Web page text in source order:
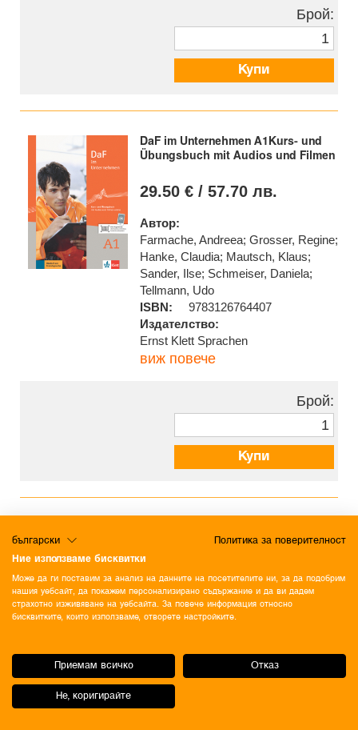
Брой:
Купи
DaF im Unternehmen A1Kurs- und
Übungsbuch mit Audios und Filmen
29.50 € / 57.70 лв.
Автор:
Farmache, Andreea; Grosser, Regine;
Hanke, Claudia; Mautsch, Klaus;
Sander, Ilse; Schmeiser, Daniela;
Tellmann, Udo
ISBN:
9783126764407
Издателство:
Ernst Klett Sprachen
виж повече
Брой:
Купи
ОБЩИ УСЛОВИЯ
български Политика за поверителност
Ние използваме бисквитки
Може да ги поставим за анализ на данните на посетителите ни, за да подобрим
нашия уебсайт, да покажем персонализирано съдържание и да ви дадем
страхотно изживяване на уебсайта. За повече информация относно
бисквитките, които използваме, отворете настройките.
Приемам всичко Отказ
Не, коригирайте